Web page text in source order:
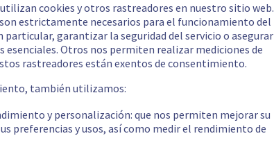
utilizan cookies y otros rastreadores en nuestro sitio web.
estrictamente necesarios para el funcionamiento del
garantizar la seguridad del servicio o asegurar
esenciales. Otros nos permiten realizar mediciones de
rastreadores están exentos de consentimiento.
también utilizamos:
y personalización: que nos permiten mejorar su
preferencias y usos, así como medir el rendimiento de